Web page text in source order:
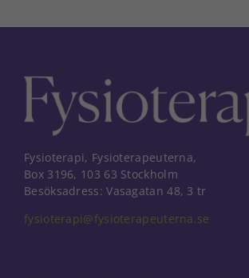
Fysioterapi, Fysioterapeuterna,
Box 3196, 103 63 Stockholm
Besöksadress: Vasagatan 48, 3 tr
fysioterapi@fysioterapeuterna.se